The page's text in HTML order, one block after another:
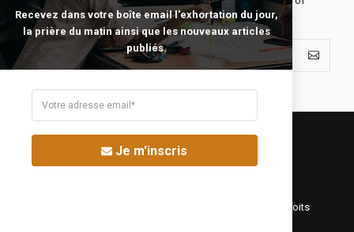
which the traveler is unaware.
©Fréquence Chrétienne Production 2016-2025. Tous droits
Recevez dans votre boîte email l'exhortation du jour,
la prière du matin ainsi que les nouveaux articles
publiés.
Je m'inscris